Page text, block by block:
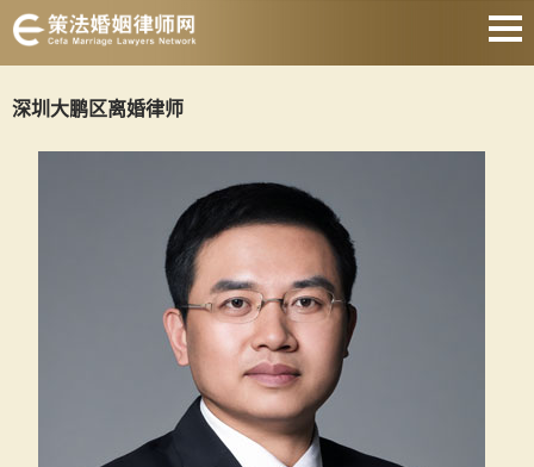
离婚财产律师
抚养权纠纷律师
涉外婚姻律师
遗产继承律师
关于我们
深圳大鹏区离婚律师